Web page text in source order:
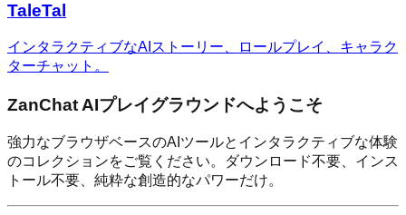
TaleTal
インタラクティブなAIストーリー、ロールプレイ、キャラク
ターチャット。
ZanChat AIプレイグラウンドへようこそ
強力なブラウザベースのAIツールとインタラクティブな体験
のコレクションをご覧ください。ダウンロード不要、インス
トール不要、純粋な創造的なパワーだけ。